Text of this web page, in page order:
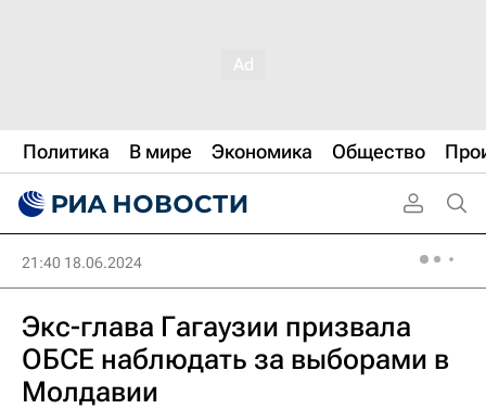
Политика В мире Экономика Общество
21:40 18.06.2024
Экс-глава Гагаузии призвала
ОБСЕ наблюдать за выборами в
Молдавии